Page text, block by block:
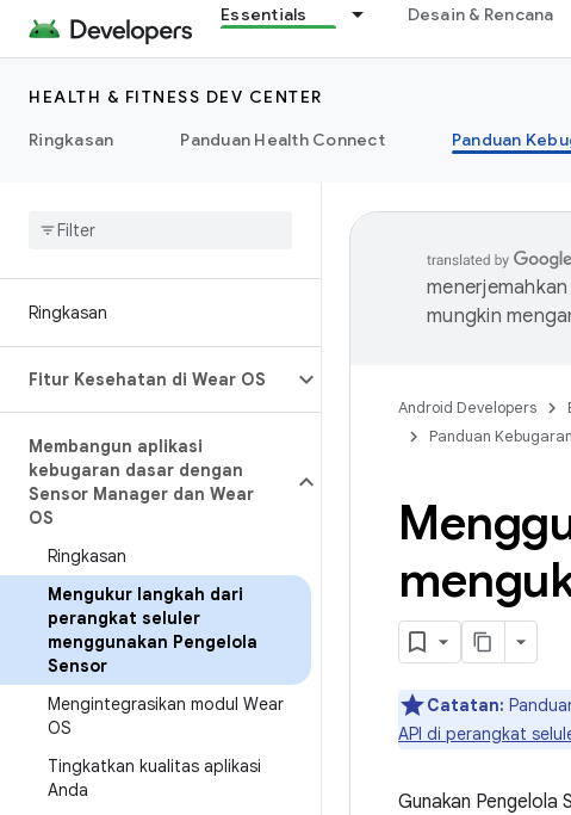
Essentials Desain & Rencana
HEALTH & FITNESS DEV CENTER
Ringkasan
Panduan Health Connect Panduan
Ringkasan
Fitur Kesehatan di Wear OS
Membangun aplikasi
kebugaran dasar dengan
Sensor Manager dan Wear
OS
Ringkasan
Mengukur langkah dari
perangkat seluler
menggunakan Pengelola
Sensor
Mengintegrasikan modul Wear
OS
Tingkatkan kualitas aplikasi
Anda
mungkin
Android Developers
Panduan Kebugaran
Catatan:
API di perangkat
Gunakan Pengelola